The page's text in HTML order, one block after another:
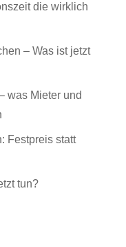
die wirklich
– Was ist jetzt
was Mieter und
Festpreis statt
tun?